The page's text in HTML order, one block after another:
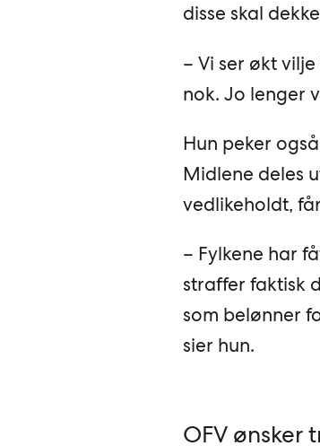
disse skal
– Vi ser økt
nok. Jo lenger
Hun peker
Midlene deles
vedlikeholdt,
– Fylkene har
straffer faktisk
som belønner
sier hun.
OFV ønsker